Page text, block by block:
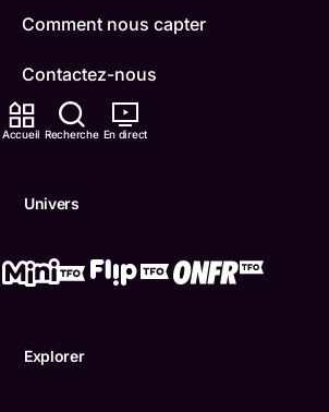
Accueil Recherche En direct
Univers
Explorer
Comment nous capter
Contactez-nous
ONFR
Conditions d'utilisation